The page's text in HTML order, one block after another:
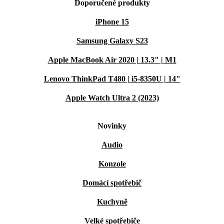
Doporučené produkty
iPhone 15
Samsung Galaxy S23
Apple MacBook Air 2020 | 13.3" | M1
Lenovo ThinkPad T480 | i5-8350U | 14"
Apple Watch Ultra 2 (2023)
Novinky
Audio
Konzole
Domácí spotřebič
Kuchyně
Velké spotřebiče